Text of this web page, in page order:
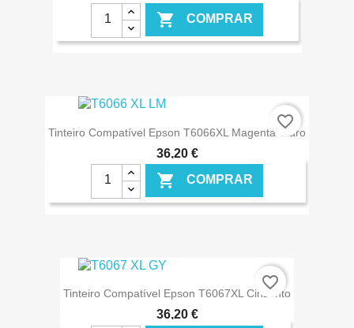
 COMPRAR
€ ONLINE
Tinteiro Compatível Epson T6066XL Magenta Claro
36,20 €
 COMPRAR
€ ONLINE
favorite_border
Tinteiro Compatível Epson T6067XL Cinzento
36,20 €
favorite_border